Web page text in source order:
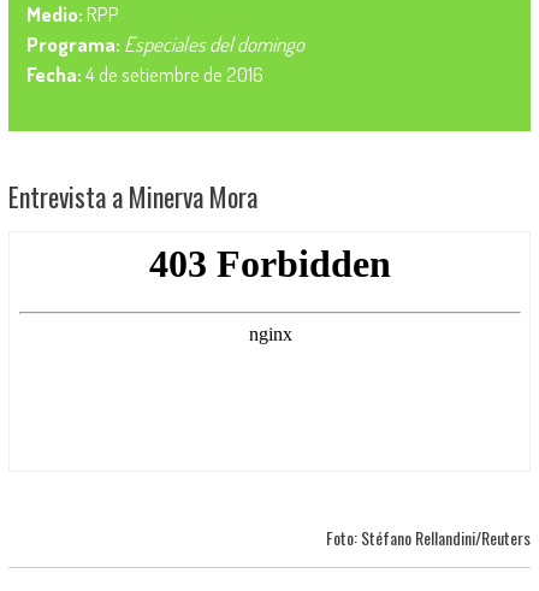
Medio:RPP
Programa: Especiales del domingo
Fecha:4 de setiembre de 2016
Entrevista a Minerva Mora
Foto: Stéfano Rellandini/Reuters